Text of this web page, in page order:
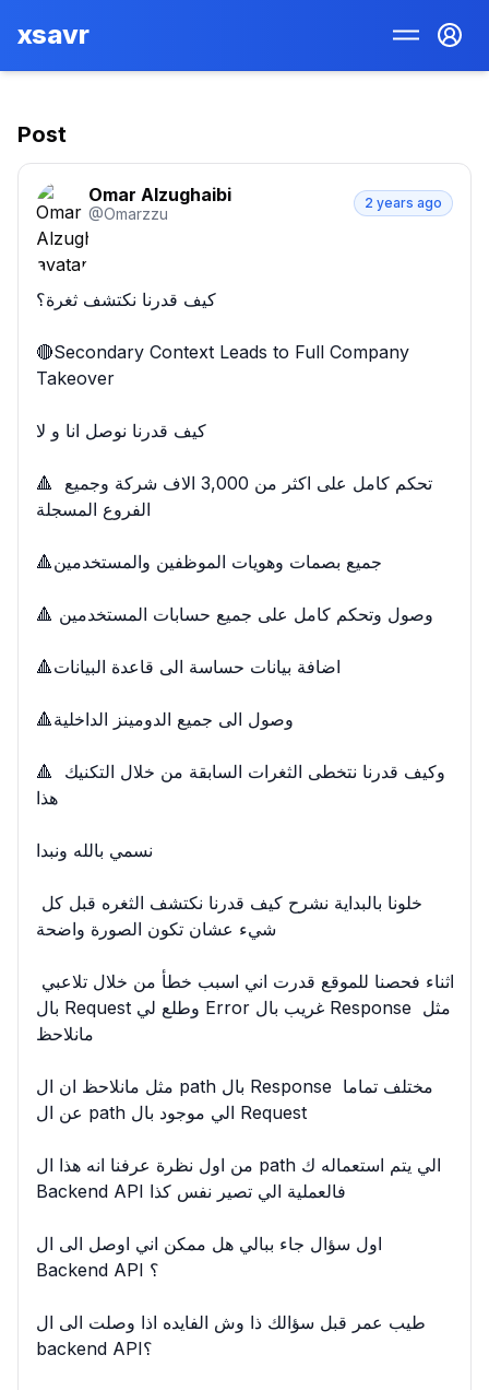
xsavr
Post
Omar Alzughaibi
@Omarzzu
2 years ago
كيف قدرنا نكتشف ثغرة؟
🔴Secondary Context Leads to Full Company
Takeover
كيف قدرنا نوصل انا و لا
🔺 تحكم كامل على اكثر من 3,000 الاف شركة وجميع
الفروع المسجلة
🔺جميع بصمات وهويات الموظفين والمستخدمين
🔺 وصول وتحكم كامل على جميع حسابات المستخدمين
🔺اضافة بيانات حساسة الى قاعدة البيانات
🔺وصول الى جميع الدومينز الداخلية
🔺 وكيف قدرنا نتخطى الثغرات السابقة من خلال التكنيك
هذا
نسمي بالله ونبدا
شيء عشان تكون الصورة واضحة
بال Request وطلع لي Error غريب بال Response مثل
مانلاحظ
مثل مانلاحظ ان ال path بال Response مختلف تماما
عن ال path الي موجود بال Request
من اول نظرة عرفنا انه هذا ال path الي يتم استعماله ك
Backend API فالعملية الي تصير نفس كذا
اول سؤال جاء ببالي هل ممكن اني اوصل الى ال
Backend API ؟
طيب عمر قبل سؤالك ذا وش الفايده اذا وصلت الى ال
backend API؟